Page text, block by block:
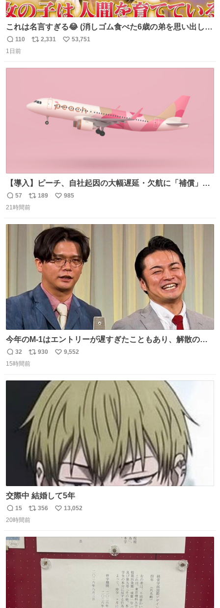
これは名言すぎる😂 (消しゴム食べた6歳の弟を思い出しな
がら)
返
信
110
リ
2,331
い
53,751
1日前
【導入】ピーチ、自社起因の大幅遅延・欠航に「補償」開
始へ news.livedoor.com/article/detail… 同社に起因する理
由によって大幅遅延や欠航が発生した場合、乗客が負担し
は1人あたり上限1万円、国際線は上限2万円まで支払う。
返
信
57
リ
ポ
数
189
い
数
985
21時間前
今年のM-1はエントリーが遅すぎたこともあり、解散の可
能性を作り出してからのスタート！！ 遅くなって申し訳な
い🙏 エントリーナンバーは「GO!無策!」でかなり覚えやす
返
信
32
リ
ポ
930
い
数
9,552
15時間前
交際中 結婚して5年
返
信
15
リ
ポ
数
356
い
13,052
20時間前